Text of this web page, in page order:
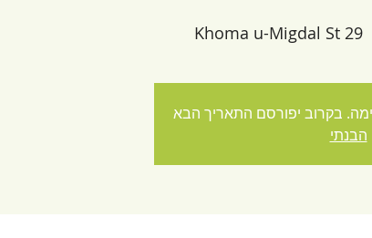
Khoma u-Migdal St 29
בקרוב יפורסם התאריך הבא
הבנתי